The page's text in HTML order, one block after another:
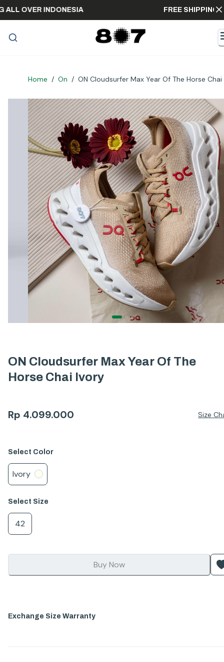
ALL OVER INDONESIA FREE
Home / On / ON Cloudsurfer Max Year Of The Horse
ON Cloudsurfer Max Year Of The
Horse Chai Ivory
Rp 4.099.000 Size
Select Color
Ivory
Select Size
42
Buy Now
Exchange Size Warranty